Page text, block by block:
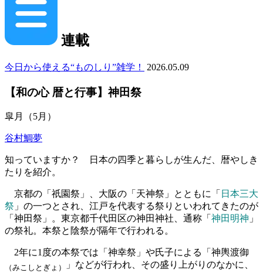
連載
今日から使える“ものしり”雑学！ 2026.05.09
【和の心 暦と行事】神田祭
皐月（5月）
谷村鯛夢
知っていますか？ 日本の四季と暮らしが生んだ、暦やしき
たりを紹介。
京都の「祇園祭」、大阪の「天神祭」とともに「 日本三大
祭 」の一つとされ、江戸を代表する祭りといわれてきたのが
「神田祭」。東京都千代田区の神田神社、通称「 神田明神 」
の祭礼。本祭と陰祭が隔年で行われる。
2年に1度の本祭では「神幸祭」や氏子による「神輿渡御
（みこしとぎょ）
」などが行われ、その盛り上がりのなかに、